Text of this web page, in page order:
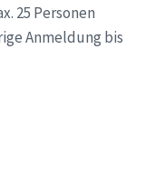
25 Personen
Anmeldung bis